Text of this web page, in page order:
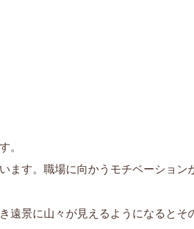
。
す。職場に向かうモチベーション
遠景に山々が見えるようになると